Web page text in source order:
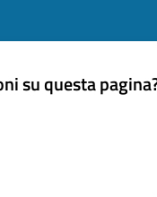
su questa